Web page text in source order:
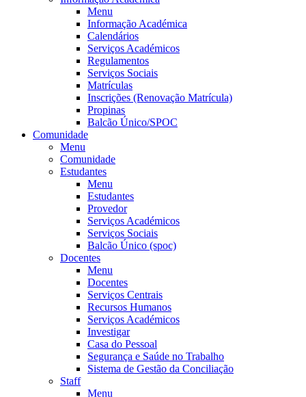
Menu
Informação Académica
Calendários
Serviços Académicos
Regulamentos
Serviços Sociais
Matrículas
Inscrições (Renovação Matrícula)
Propinas
Balcão Único/SPOC
Comunidade
Menu
Comunidade
Estudantes
Menu
Estudantes
Provedor
Serviços Académicos
Serviços Sociais
Balcão Único (spoc)
Docentes
Menu
Docentes
Serviços Centrais
Recursos Humanos
Serviços Académicos
Investigar
Casa do Pessoal
Segurança e Saúde no Trabalho
Sistema de Gestão da Conciliação
Staff
Menu